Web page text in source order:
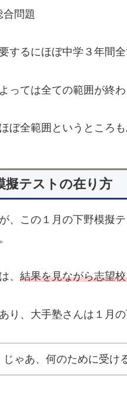
合問題
するにほぼ中学３年間全
っては全ての範囲が終
ぼ全範囲というところも
擬テストの在り方
、この１月の下野模擬
、 結果を見ながら志望
り、大手塾さんは１月
じゃあ、何のために受け